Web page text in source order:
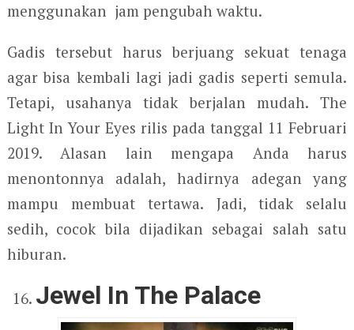
menggunakan jam pengubah waktu.
Gadis tersebut harus berjuang sekuat tenaga
agar bisa kembali lagi jadi gadis seperti semula.
Tetapi, usahanya tidak berjalan mudah. The
Light In Your Eyes rilis pada tanggal 11 Februari
2019. Alasan lain mengapa Anda harus
menontonnya adalah, hadirnya adegan yang
mampu membuat tertawa. Jadi, tidak selalu
sedih, cocok bila dijadikan sebagai salah satu
hiburan.
Jewel In The Palace